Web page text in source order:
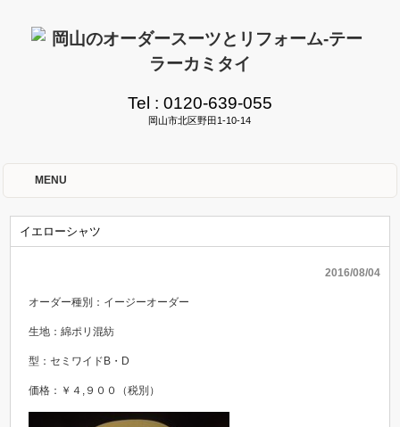
Tel : 0120-639-055
岡山市北区野田1-10-14
MENU
イエローシャツ
2016/08/04
オーダー種別：イージーオーダー
生地：綿ポリ混紡
型：セミワイドB・D
価格：￥４,９００（税別）